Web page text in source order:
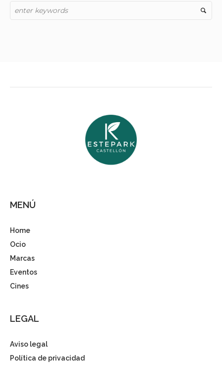
MENÚ
Home
Ocio
Marcas
Eventos
Cines
LEGAL
Aviso legal
Política de privacidad